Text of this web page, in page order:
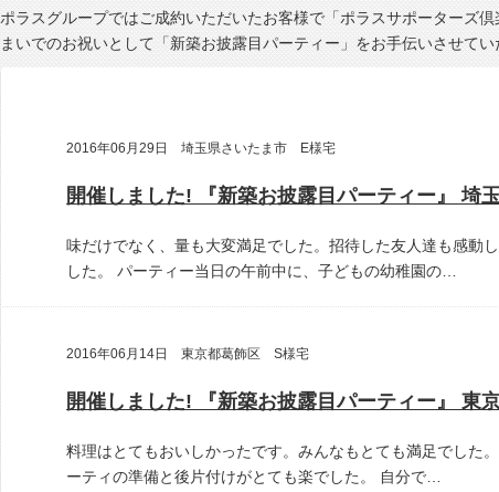
ポラスグループではご成約いただいたお客様で「ポラスサポーターズ
まいでのお祝いとして「新築お披露目パーティー」をお手伝いさせてい
2016年06月29日 埼玉県さいたま市 E様宅
味だけでなく、量も大変満足でした。招待した友人達も感動
した。
パーティー当日の午前中に、子どもの幼稚園の…
2016年06月14日 東京都葛飾区 S様宅
料理はとてもおいしかったです。みんなもとても満足でした。
ーティの準備と後片付けがとても楽でした。
自分で…